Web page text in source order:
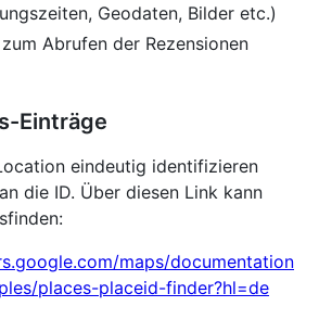
Geodaten, Bilder etc.)
Abrufen der Rezensionen
Einträge
eindeutig identifizieren
die ID. Über diesen Link kann
maps/documentation
places-placeid-finder?hl=de